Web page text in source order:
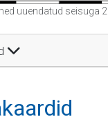
uuendatud seisuga